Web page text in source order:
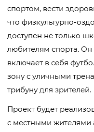
спортом, вести
что физкультурно-
доступен не только
любителям спорта.
включает в себя
зону с уличными
трибуну для зрителей.
Проект будет
с местными жителями